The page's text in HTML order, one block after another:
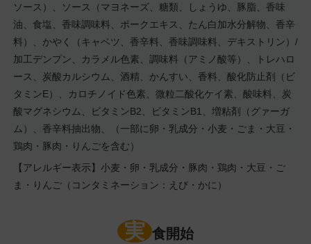
ソース）、ソース（マヨネーズ、糖類、しょうゆ、豚脂、香味
油、食塩、香味調味料、ポークエキス、たん白加水分解物、香辛
料）、かやく（キャベツ、香辛料、香味調味料、デキストリン）/
加工デンプン、カラメル色素、調味料（アミノ酸等）、トレハロ
ース、炭酸カルシウム、酒精、かんすい、香料、酸化防止剤（ビ
タミンE）、カロチノイド色素、微粒二酸化ケイ素、酸味料、炭
酸マグネシウム、ビタミンB2、ビタミンB1、増粘剤（グァーガ
ム）、香辛料抽出物、（一部に卵・乳成分・小麦・ごま・大豆・
鶏肉・豚肉・りんごを含む）
【アレルギー表示】小麦・卵・乳成分・豚肉・鶏肉・大豆・ご
ま・りんご（コンタミネーション：えび・かに）
実 食開始